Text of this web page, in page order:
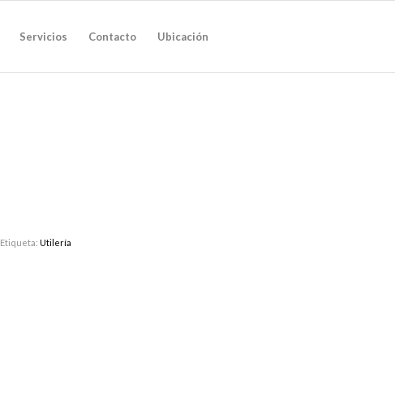
Servicios Contacto Ubicación
Etiqueta:Utilería